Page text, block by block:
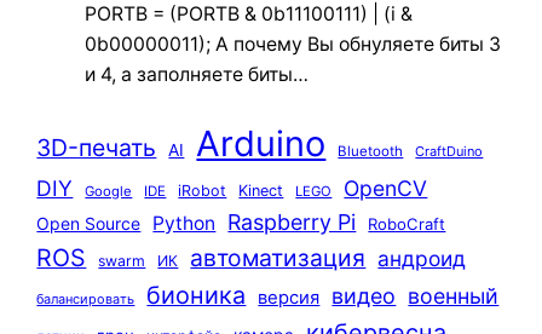
PORTB = (PORTB & 0b11100111) | (i &
0b00000011); А почему Вы обнуляете биты 3
и 4, а заполняете биты…
3D-печать AI Arduino Bluetooth CraftDuino
DIY Google IDE iRobot Kinect LEGO OpenCV
Open Source Python Raspberry Pi RoboCraft
ROS swarm ИК автоматизация андроид
балансировать бионика версия видео военный